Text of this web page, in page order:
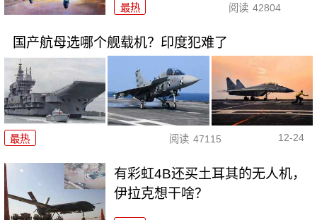
最热 阅读 42804
国产航母选哪个舰载机？印度犯难了
最热 阅读 47115 12-24
有彩虹4B还买土耳其的无人机，
伊拉克想干啥？